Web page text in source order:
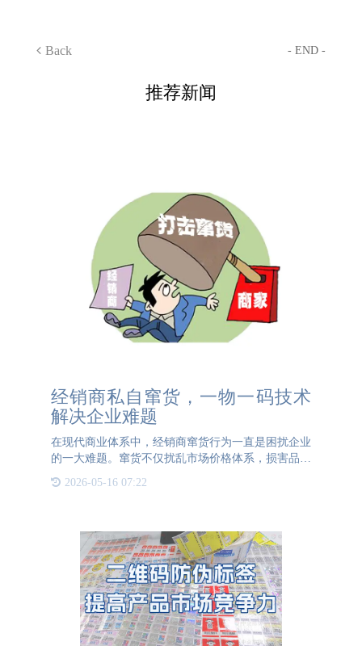
Back - END -
推荐新闻
经销商私自窜货，一物一码技术
解决企业难题
在现代商业体系中，经销商窜货行为一直是困扰企业
的一大难题。窜货不仅扰乱市场价格体系，损害品牌
发展。为了解决这一难题，越来越多的企业开始采用
2026-05-16 07:22